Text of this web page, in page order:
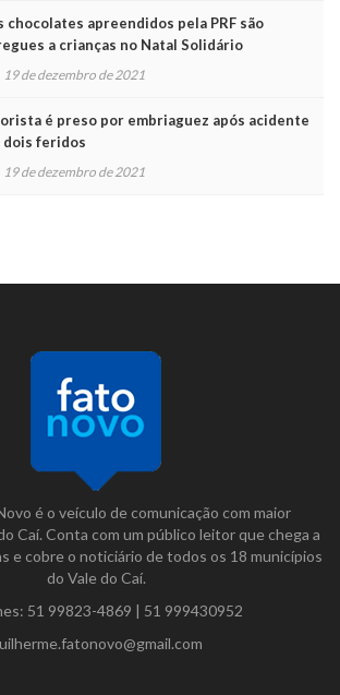
chocolates apreendidos pela PRF são
a crianças no Natal Solidário
19 de dezembro de 2021
é preso por embriaguez após acidente
dois feridos
19 de dezembro de 2021
é o veículo de comunicação com maior
Caí. Conta com um público leitor que chega a
e cobre o noticiário de todos os 18 municípios
do Vale do Caí.
51 99823-4869 | 51 999430952